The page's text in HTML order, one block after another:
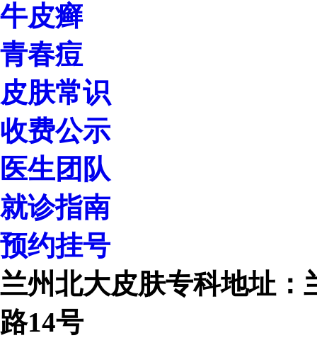
牛皮癣
青春痘
皮肤常识
收费公示
医生团队
就诊指南
预约挂号
兰州北大皮肤专科地址：
路14号